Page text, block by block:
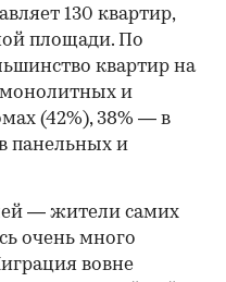
130 квартир,
площади. По
квартир на
монолитных и
(42%), 38% — в
панельных и
— жители самих
очень много
вовне